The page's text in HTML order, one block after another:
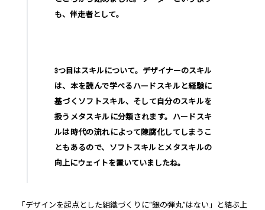
も、伴走者として。
3つ目はスキルについて。デザイナーのスキル
は、本を読んで学べるハードスキルと経験に
基づくソフトスキル、そして自分のスキルを
扱うメタスキルに分類されます。ハードスキ
ルは時代の流れによって陳腐化してしまうこ
ともあるので、ソフトスキルとメタスキルの
向上にウェイトを置いていましたね。
「デザインを起点とした組織づくりに“銀の弾丸”はない」と結ぶ上